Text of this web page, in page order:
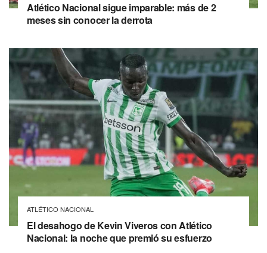
Atlético Nacional sigue imparable: más de 2
meses sin conocer la derrota
ATLÉTICO NACIONAL
El desahogo de Kevin Viveros con Atlético
Nacional: la noche que premió su esfuerzo